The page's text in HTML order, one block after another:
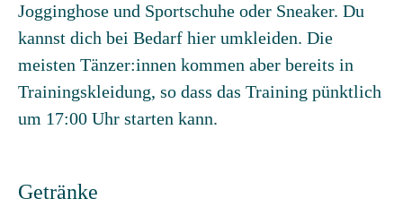
Jogginghose und Sportschuhe oder Sneaker. Du
kannst dich bei Bedarf hier umkleiden. Die
meisten Tänzer:innen kommen aber bereits in
Trainingskleidung, so dass das Training pünktlich
um 17:00 Uhr starten kann.
Getränke